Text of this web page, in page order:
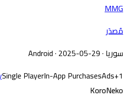
MMG
مُصدَر
سوريا ·
Android· 2025-05-29
Single PlayerIn-App PurchasesAds+1
KoroNeko